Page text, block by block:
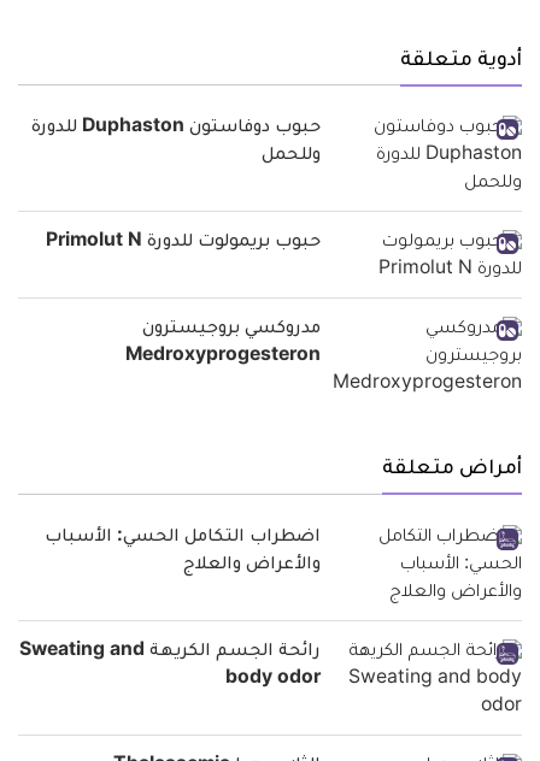
أدوية متعلقة
حبوب دوفاستون Duphaston للدورة
وللحمل
حبوب بريمولوت للدورة Primolut N
مدروكسي بروجيسترون
Medroxyprogesteron
أمراض متعلقة
اضطراب التكامل الحسي: الأسباب
والأعراض والعلاج
رائحة الجسم الكريهة Sweating and
body odor